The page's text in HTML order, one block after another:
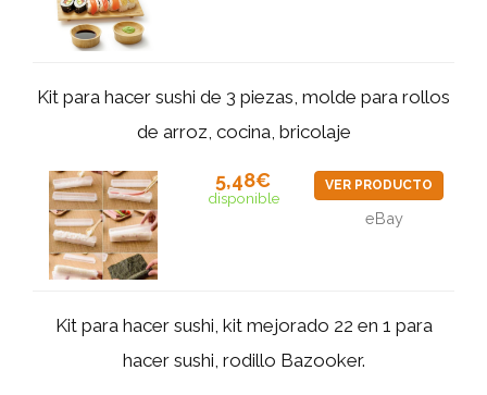
Kit para hacer sushi de 3 piezas, molde para rollos
de arroz, cocina, bricolaje
5,48€
disponible
VER PRODUCTO
eBay
Kit para hacer sushi, kit mejorado 22 en 1 para
hacer sushi, rodillo Bazooker.